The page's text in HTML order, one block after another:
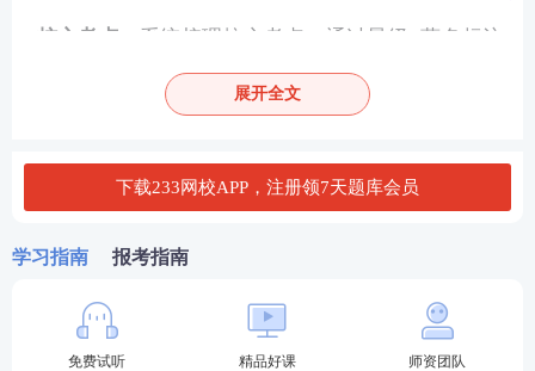
· 核心考点 ：系统梳理核心考点，通过星级+蓝色标注
考点，明确重点。
展开全文
下载233网校APP，注册领7天题库会员
学习指南 报考指南
免费试听 精品好课 师资团队